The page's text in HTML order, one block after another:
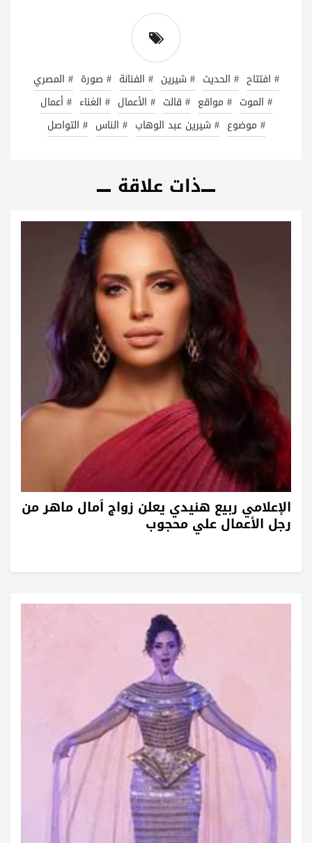
# افتتاح # الحديث # شيرين # الفنانة # صورة # المصري
# الموت # مواقع # قالت # الأعمال # الغناء # أعمال
# موضوع # شيرين عبد الوهاب # الناس # التواصل
ذات علاقة
الإعلامي ربيع هنيدي يعلن زواج اَمال ماهر من
رجل الأعمال علي محجوب